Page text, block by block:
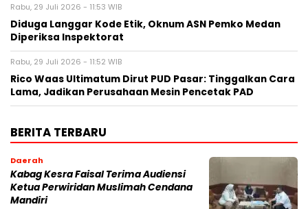
Rabu, 29 Juli 2026 - 11:53 WIB
Diduga Langgar Kode Etik, Oknum ASN Pemko Medan
Diperiksa Inspektorat
Rabu, 29 Juli 2026 - 11:52 WIB
Rico Waas Ultimatum Dirut PUD Pasar: Tinggalkan Cara
Lama, Jadikan Perusahaan Mesin Pencetak PAD
BERITA TERBARU
Daerah
Kabag Kesra Faisal Terima Audiensi
Ketua Perwiridan Muslimah Cendana
Mandiri